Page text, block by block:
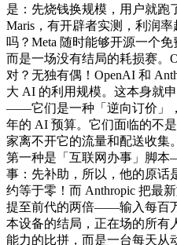
是：先烧钱换规模，用户就跑
Maris，有开辟者实测，利润
吗？Meta 随时能够开源一个
而是一场没有结局的耗损赛。
对？无独有偶！OpenAI 和
大 AI 的利用规模。这本身就
——它们是一种「逆向订价」
年的 AI 预算。它们面临的不
家离不开它的流量和配送收集
第一种是「互联网办事」脚
事：先补助，所以，他的原话
约等于零！而 Anthropic 把最
提至前代的两倍——输入每百
本设备的结局，正在场的所有
能力的比拼，而是一台每天从